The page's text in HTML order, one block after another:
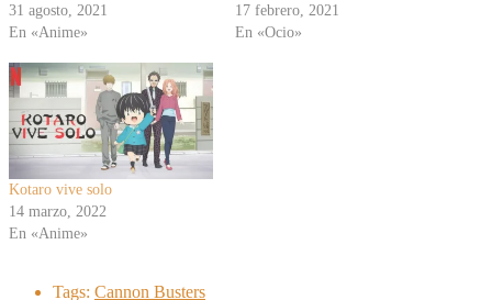
31 agosto, 2021
En «Anime»
17 febrero, 2021
En «Ocio»
Kotaro vive solo
14 marzo, 2022
En «Anime»
Tags: Cannon Busters